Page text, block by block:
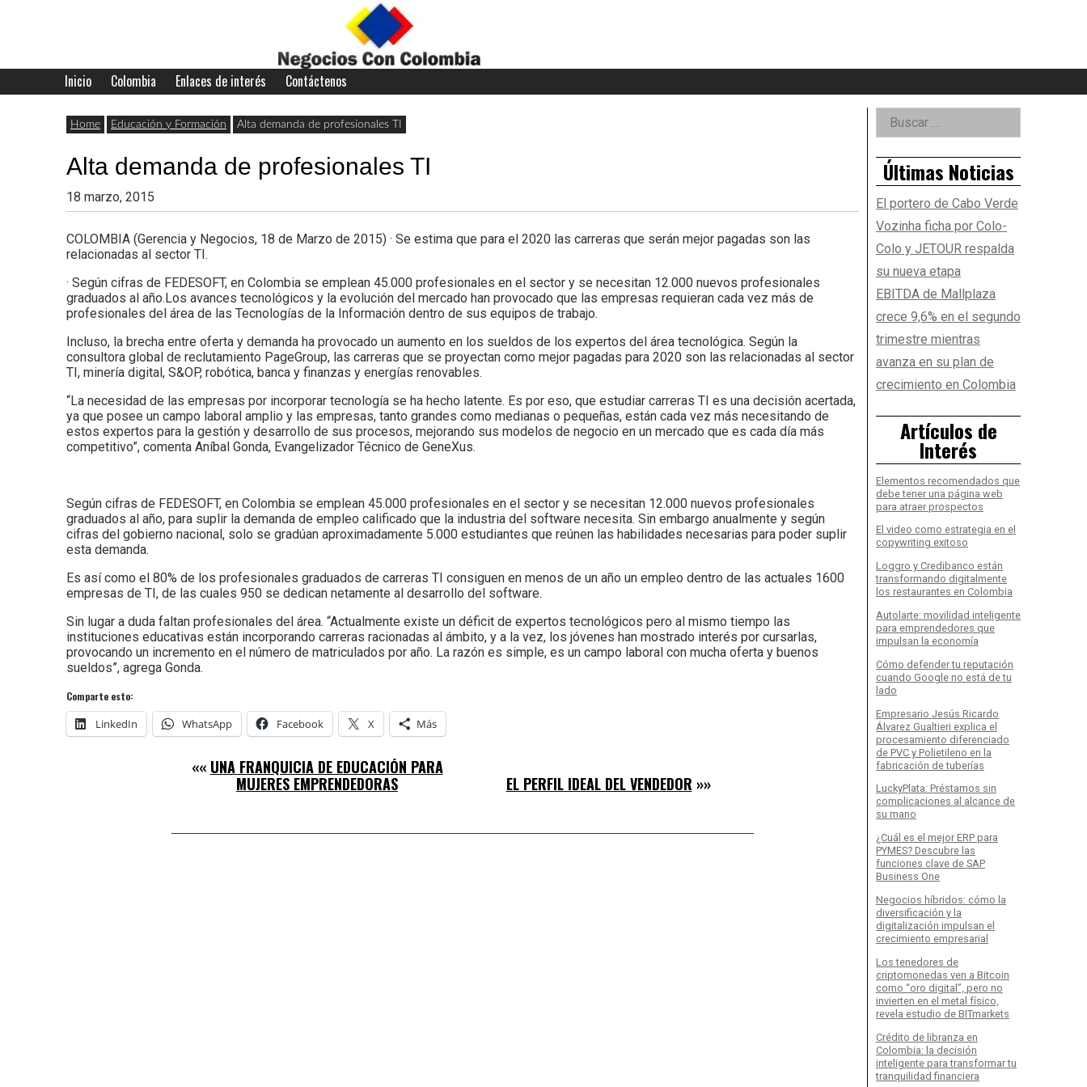
Negocios
con
Colombia
Últimas
noticias,
y
actualidad
de
negocios
con
Colombia.
Widget
Inicio Colombia Enlaces de interés Contáctenos
Home Educación y Formación Alta demanda de profesionales TI
Alta demanda de profesionales TI
18 marzo, 2015
COLOMBIA (Gerencia y Negocios, 18 de Marzo de 2015) · Se estima que para el 2020 las carreras que serán mejor pagadas son las
relacionadas al sector TI.
· Según cifras de FEDESOFT, en Colombia se emplean 45.000 profesionales en el sector y se necesitan 12.000 nuevos profesionales
graduados al año.Los avances tecnológicos y la evolución del mercado han provocado que las empresas requieran cada vez más de
profesionales del área de las Tecnologías de la Información dentro de sus equipos de trabajo.
Incluso, la brecha entre oferta y demanda ha provocado un aumento en los sueldos de los expertos del área tecnológica. Según la
consultora global de reclutamiento PageGroup, las carreras que se proyectan como mejor pagadas para 2020 son las relacionadas al sector
TI, minería digital, S&OP, robótica, banca y finanzas y energías renovables.
“La necesidad de las empresas por incorporar tecnología se ha hecho latente. Es por eso, que estudiar carreras TI es una decisión acertada,
ya que posee un campo laboral amplio y las empresas, tanto grandes como medianas o pequeñas, están cada vez más necesitando de
estos expertos para la gestión y desarrollo de sus procesos, mejorando sus modelos de negocio en un mercado que es cada día más
competitivo”, comenta Aníbal Gonda, Evangelizador Técnico de GeneXus.
Según cifras de FEDESOFT, en Colombia se emplean 45.000 profesionales en el sector y se necesitan 12.000 nuevos profesionales
graduados al año, para suplir la demanda de empleo calificado que la industria del software necesita. Sin embargo anualmente y según
cifras del gobierno nacional, solo se gradúan aproximadamente 5.000 estudiantes que reúnen las habilidades necesarias para poder suplir
esta demanda.
Es así como el 80% de los profesionales graduados de carreras TI consiguen en menos de un año un empleo dentro de las actuales 1600
empresas de TI, de las cuales 950 se dedican netamente al desarrollo del software.
Sin lugar a duda faltan profesionales del área. “Actualmente existe un déficit de expertos tecnológicos pero al mismo tiempo las
instituciones educativas están incorporando carreras racionadas al ámbito, y a la vez, los jóvenes han mostrado interés por cursarlas,
provocando un incremento en el número de matriculados por año. La razón es simple, es un campo laboral con mucha oferta y buenos
sueldos”, agrega Gonda.
Comparte esto:
LinkedIn WhatsApp Facebook X Más
«« UNA FRANQUICIA DE EDUCACIÓN PARA
MUJERES EMPRENDEDORAS
EL PERFIL IDEAL DEL VENDEDOR »»
Right
Asides
Buscar:
Últimas Noticias
El portero de Cabo Verde
Vozinha ficha por Colo-
Colo y JETOUR respalda
su nueva etapa
EBITDA de Mallplaza
crece 9,6% en el segundo
trimestre mientras
avanza en su plan de
crecimiento en Colombia
Artículos de
Interés
Elementos recomendados que
debe tener una página web
para atraer prospectos
El video como estrategia en el
copywriting exitoso
Loggro y Credibanco están
transformando digitalmente
los restaurantes en Colombia
Autolarte: movilidad inteligente
para emprendedores que
impulsan la economía
Cómo defender tu reputación
cuando Google no está de tu
lado
Empresario Jesús Ricardo
Álvarez Gualtieri explica el
procesamiento diferenciado
de PVC y Polietileno en la
fabricación de tuberías
LuckyPlata: Préstamos sin
complicaciones al alcance de
su mano
¿Cuál es el mejor ERP para
PYMES? Descubre las
funciones clave de SAP
Business One
Negocios híbridos: cómo la
diversificación y la
digitalización impulsan el
crecimiento empresarial
Los tenedores de
criptomonedas ven a Bitcoin
como “oro digital”, pero no
invierten en el metal físico,
revela estudio de BITmarkets
Crédito de libranza en
Colombia: la decisión
inteligente para transformar tu
tranquilidad financiera